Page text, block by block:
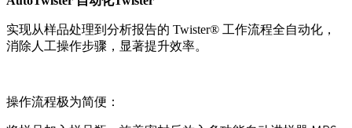
实现从样品处理到分析报告的 Twister® 工作流程全自动化，
消除人工操作步骤，显著提升效率。
操作流程极为简便：